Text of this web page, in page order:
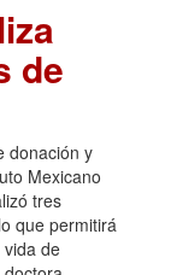
de
donación y
Mexicano
tres
que permitirá
de